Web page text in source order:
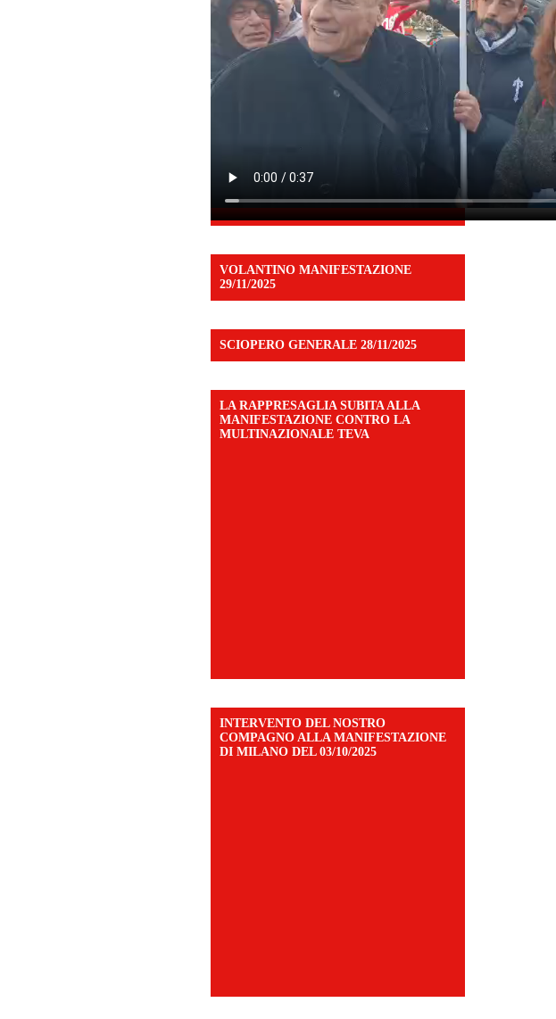
VOLANTINO MANIFESTAZIONE
29/11/2025
SCIOPERO GENERALE 28/11/2025
LA RAPPRESAGLIA SUBITA ALLA
MANIFESTAZIONE CONTRO LA
MULTINAZIONALE TEVA
INTERVENTO DEL NOSTRO
COMPAGNO ALLA MANIFESTAZIONE
DI MILANO DEL 03/10/2025